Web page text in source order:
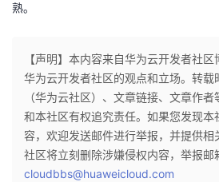
熟。
【声明】本内容来自华为云开发者社
华为云开发者社区的观点和立场。转载
（华为云社区）、文章链接、文章作
和本社区有权追究责任。如果您发现本
容，欢迎发送邮件进行举报，并提供相
社区将立刻删除涉嫌侵权内容，举报邮
cloudbbs@huaweicloud.com